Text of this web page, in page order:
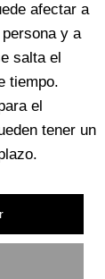
afectar a
y a
salta el
tiempo.
el
tener un